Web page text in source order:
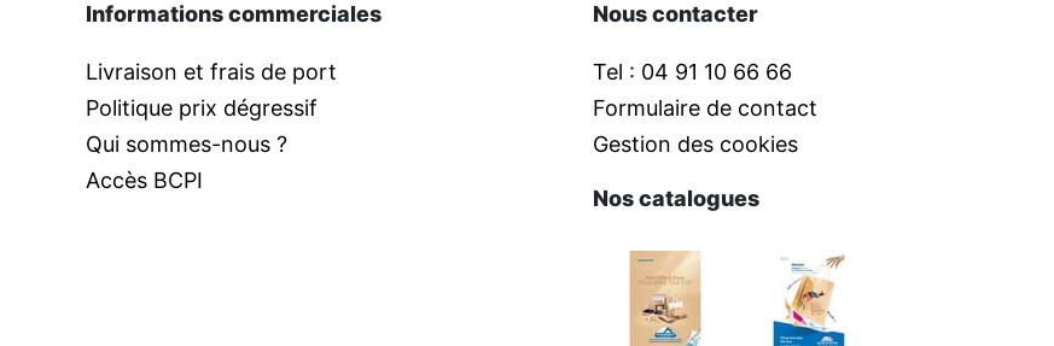
Informations commerciales
Livraison et frais de port
Politique prix dégressif
Qui sommes-nous ?
Accès BCPI
Nous contacter
Tel : 04 91 10 66 66
Formulaire de contact
Gestion des cookies
Nos catalogues